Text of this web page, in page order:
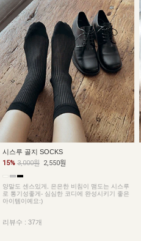
시스루 골지 SOCKS
15% 3,000원 2,550원
양말도 센스있게, 은은한 비침이 맴도는 시스루
로 통기성좋게- 심심한 코디에 완성시키기 좋은
아이템이예요:)
리뷰수 : 37개